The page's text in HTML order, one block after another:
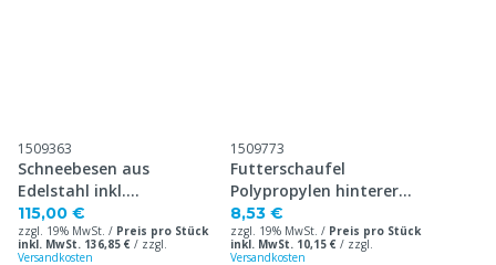
1509363
Schneebesen aus
Edelstahl inkl.
Temperaturanzeige
115,00 €
zzgl. 19% MwSt. / Preis pro Stück
inkl. MwSt. 136,85 € / zzgl.
Versandkosten
1509773
Futterschaufel
Polypropylen hinterer
Griff, 1000 g
8,53 €
zzgl. 19% MwSt. / Preis pro Stück
inkl. MwSt. 10,15 € / zzgl.
Versandkosten